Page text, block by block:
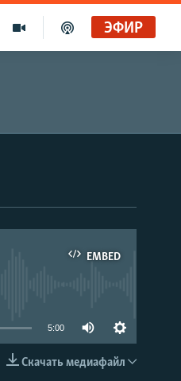
ЭФИР
EMBED
EMBED
5:00
Скачать медиафайл